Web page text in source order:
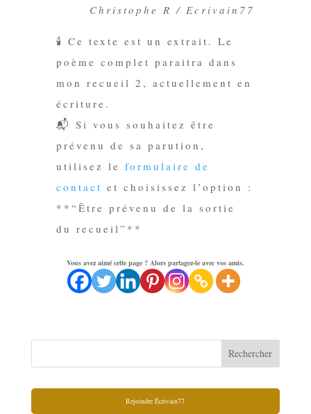
Christophe R / Ecrivain77
🕯️ Ce texte est un extrait. Le
poème complet paraitra dans
mon recueil 2, actuellement en
écriture.
📬 Si vous souhaitez être
prévenu de sa parution,
utilisez le formulaire de
contact et choisissez l’option :
**“Être prévenu de la sortie
du recueil”**
Vous avez aimé cette page ? Alors partagez-le avec vos amis.
Rejoindre Écrivain77